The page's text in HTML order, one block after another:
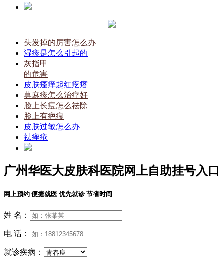
头发掉的厉害怎么办
湿疹是怎么引起的
灰指甲
的危害
皮肤瘙痒起红疙瘩
荨麻疹怎么治疗好
脸上长痘怎么祛除
脸上有疤痕
皮肤过敏怎么办
祛痤疮
广州华医大皮肤科医院网上自助挂号入口
网上预约 便捷就医 优先就诊 节省时间
姓 名：
电 话：
就诊疾病：